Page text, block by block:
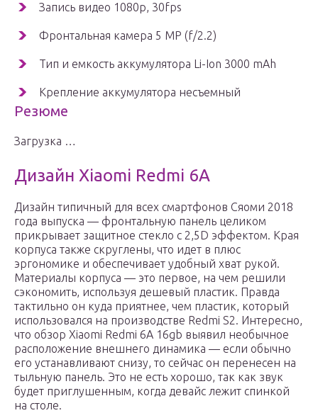
Запись видео 1080p, 30fps
Фронтальная камера 5 MP (f/2.2)
Тип и емкость аккумулятора Li-Ion 3000 mAh
Крепление аккумулятора несъемный
Резюме
Загрузка …
Дизайн Xiaomi Redmi 6A
Дизайн типичный для всех смартфонов Сяоми 2018
года выпуска — фронтальную панель целиком
прикрывает защитное стекло с 2,5D эффектом. Края
корпуса также скруглены, что идет в плюс
эргономике и обеспечивает удобный хват рукой.
Материалы корпуса — это первое, на чем решили
сэкономить, используя дешевый пластик. Правда
тактильно он куда приятнее, чем пластик, который
использовался на производстве Redmi S2. Интересно,
что обзор Xiaomi Redmi 6A 16gb выявил необычное
расположение внешнего динамика — если обычно
его устанавливают снизу, то сейчас он перенесен на
тыльную панель. Это не есть хорошо, так как звук
будет приглушенным, когда девайс лежит спинкой
на столе.